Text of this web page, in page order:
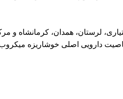
لرستان، همدان، کرمانشاه و
خاصیت دارویی اصلی خوشاریزه